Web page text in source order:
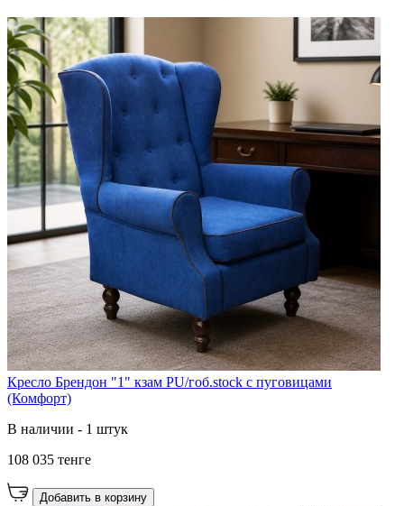
Кресло Брендон "1" кзам PU/гоб.stock с пуговицами
(Комфорт)
В наличии - 1 штук
108 035 тенге
Добавить в корзину